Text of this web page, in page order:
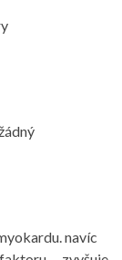
navíc